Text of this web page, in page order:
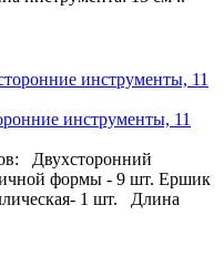
инструменты, 11
Двухсторонний
формы - 9 шт. Ершик
1 шт. Длина